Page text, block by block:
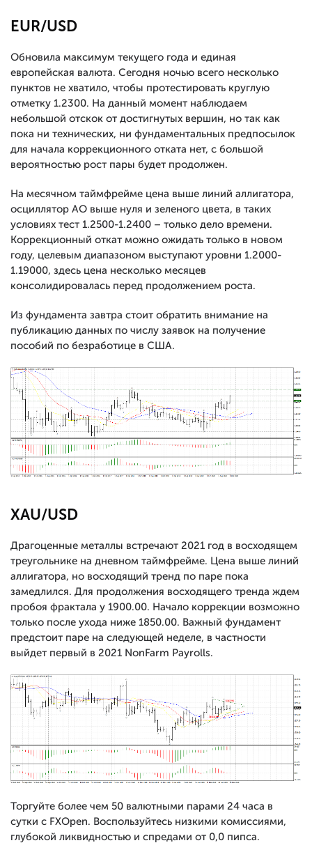
EUR/USD
Обновила максимум текущего года и единая
европейская валюта. Сегодня ночью всего несколько
пунктов не хватило, чтобы протестировать круглую
отметку 1.2300. На данный момент наблюдаем
небольшой отскок от достигнутых вершин, но так как
пока ни технических, ни фундаментальных предпосылок
для начала коррекционного отката нет, с большой
вероятностью рост пары будет продолжен.
На месячном таймфрейме цена выше линий аллигатора,
осциллятор АО выше нуля и зеленого цвета, в таких
условиях тест 1.2500-1.2400 – только дело времени.
Коррекционный откат можно ожидать только в новом
году, целевым диапазоном выступают уровни 1.2000-
1.19000, здесь цена несколько месяцев
консолидировалась перед продолжением роста.
Из фундамента завтра стоит обратить внимание на
публикацию данных по числу заявок на получение
пособий по безработице в США.
XAU/USD
Драгоценные металлы встречают 2021 год в восходящем
треугольнике на дневном таймфрейме. Цена выше линий
аллигатора, но восходящий тренд по паре пока
замедлился. Для продолжения восходящего тренда ждем
пробоя фрактала у 1900.00. Начало коррекции возможно
только после ухода ниже 1850.00. Важный фундамент
предстоит паре на следующей неделе, в частности
выйдет первый в 2021 NonFarm Payrolls.
Торгуйте более чем 50 валютными парами 24 часа в
сутки с FXOpen. Воспользуйтесь низкими комиссиями,
глубокой ликвидностью и спредами от 0,0 пипса.